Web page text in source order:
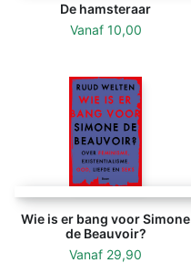
De hamsteraar
Vanaf 10,00
Wie is er bang voor Simone
de Beauvoir?
Vanaf 29,90